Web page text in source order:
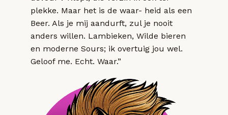
plekke. Maar het is de waar- heid als een
Beer. Als je mij aandurft, zul je nooit
anders willen. Lambieken, Wilde bieren
en moderne Sours; ik overtuig jou wel.
Geloof me. Echt. Waar.”